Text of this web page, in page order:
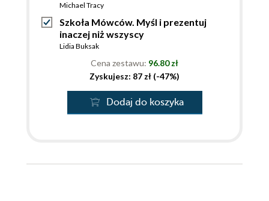
Michael Tracy
Szkoła Mówców. Myśl i prezentuj
inaczej niż wszyscy
Lidia Buksak
Cena zestawu: 96.80 zł
Zyskujesz: 87 zł (-47%)
Dodaj do koszyka